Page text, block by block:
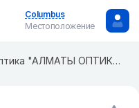
Columbus
Местоположение
Оптика "АЛМАТЫ ОПТИКА" в мкр 7